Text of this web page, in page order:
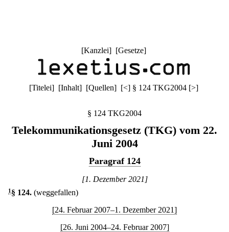
[Kanzlei] [Gesetze]
[Titelei] [Inhalt] [Quellen] [<] § 124 TKG2004 [>]
§ 124 TKG2004
Telekommunikationsgesetz (TKG) vom 22.
Juni 2004
Paragraf 124
[1. Dezember 2021]
1 § 124. (weggefallen)
[24. Februar 2007–1. Dezember 2021]
[26. Juni 2004–24. Februar 2007]